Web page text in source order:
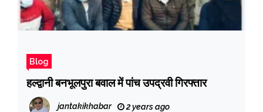
Blog
हल्द्वानी बनभूलपुरा बवाल में पांच उपद्रवी गिरफ्तार
jantakikhabar 2 years ago